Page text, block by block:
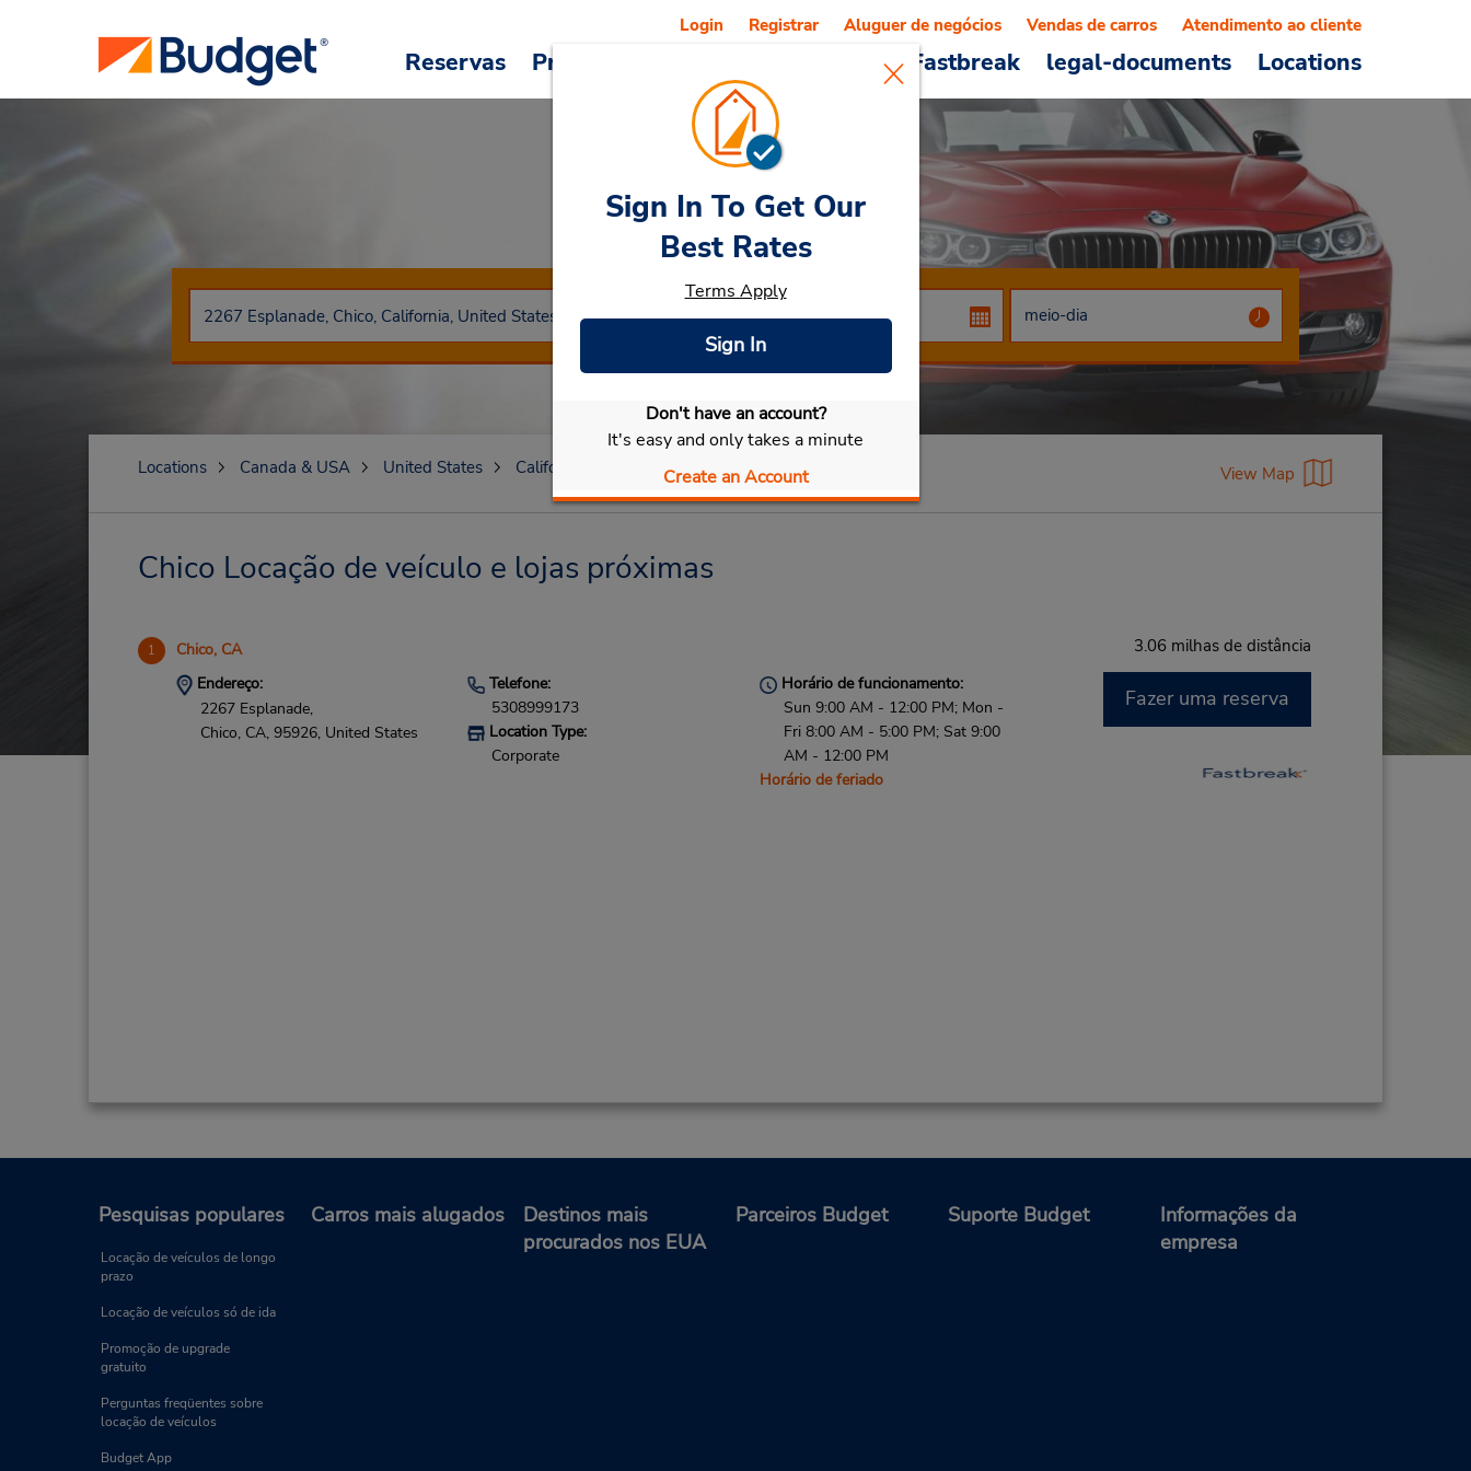
Reservas Promoções Veículos e serviços Fastbreak legal-documents Locations
Login Registrar Aluguer de negócios Vendas de carros Atendimento ao cliente
Car RentalChico
Selecionar meu carro
Sign In To Get Our
Best Rates
Terms Apply
Sign In
Don't have an account?
It's easy and only takes a minute
Create an Account
Locations Canada & USA United States California View Map
Chico Locação de veículo e lojas próximas
1 Chico, CA 3.06 milhas de distância
Endereço:
2267 Esplanade,
Chico, CA, 95926, United States
Telefone:
5308999173
Location Type:
Corporate
Horário de funcionamento:
Sun 9:00 AM - 12:00 PM; Mon -
Fri 8:00 AM - 5:00 PM; Sat 9:00
AM - 12:00 PM
Horário de feriado
Fazer uma reserva
Pesquisas populares
Locação de veículos de longo
prazo
Locação de veículos só de ida
Promoção de upgrade
gratuito
Perguntas freqüentes sobre
locação de veículos
Budget App
Carros mais alugados
Destinos mais
procurados nos EUA
Parceiros Budget Suporte Budget
Informações da
empresa